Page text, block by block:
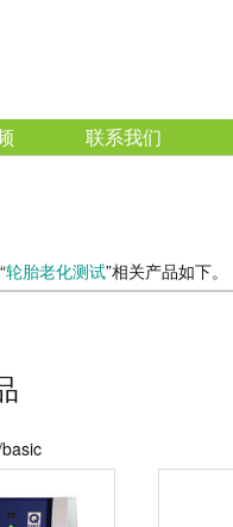
联系我们
轮胎老化测试”相关产品如下。